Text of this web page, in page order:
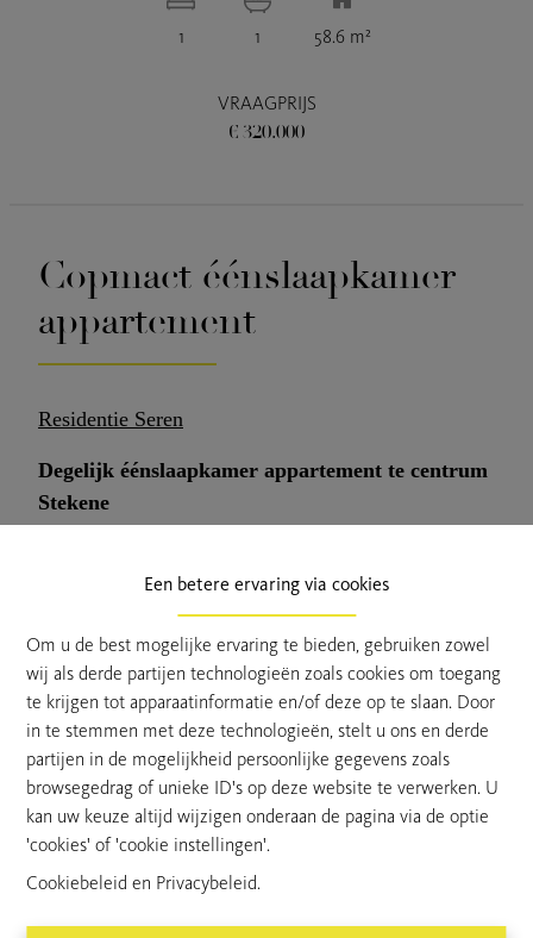
Een betere ervaring via cookies
Om u de best mogelijke ervaring te bieden, gebruiken zowel
wij als derde partijen technologieën zoals cookies om toegang
te krijgen tot apparaatinformatie en/of deze op te slaan. Door
in te stemmen met deze technologieën, stelt u ons en derde
partijen in de mogelijkheid persoonlijke gegevens zoals
browsegedrag of unieke ID's op deze website te verwerken. U
kan uw keuze altijd wijzigen onderaan de pagina via de optie
'cookies' of 'cookie instellingen'.
Cookiebeleid en Privacybeleid.
1 1 58.6 m²
VRAAGPRIJS
€ 320.000
Copmact éénslaapkamer
appartement
Residentie Seren
Degelijk éénslaapkamer appartement te centrum
Stekene
centrum van Stekene, bestaande uit
, waaronder2 unieke, achtergelegen
gelijkvloerse woningen met eenruime tuin.
De appartementen worden gebouwd methoogwaardige
materialen enduurzame techniekenzoals zonnepanelen
en eengeothermische warmtepomp, wat resulteert in een
zeer energiezuinigewoonoplossing.
Het project biedt keuze uit1- en 2-
slaapkamerappartementen, telkens met eencomfortabele
bewoonbare oppervlakteen
beschikbaar.
Bent u op zoek naar eennieuwbouwappartement in